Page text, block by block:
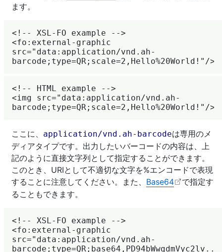
ます。
<!-- XSL-FO example -->
<fo:external-graphic
src="data:application/vnd.ah-
<!-- HTML example -->
<img src="data:application/vnd.ah-
ここに、 application/vnd.ah-barcodeは専用のメ
ディアタイプです。出力したいバーコードの内容は、上
記のように直接文字列として指定することができます。
このとき、URIとして不適切な文字を%エンコードで表現
することに注意してください。また、 Base64
で指定す
ることもできます。
<!-- XSL-FO example -->
<fo:external-graphic
src="data:application/vnd.ah-